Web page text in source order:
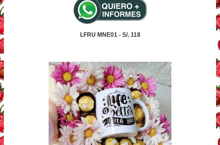
LFRU MNE01 - S/. 118